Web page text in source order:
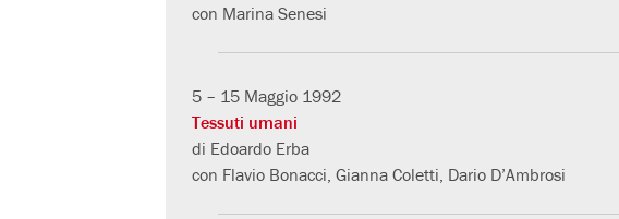
con Marina Senesi
5 – 15 Maggio 1992
Tessuti umani
di Edoardo Erba
con Flavio Bonacci, Gianna Coletti, Dario D’Ambrosi